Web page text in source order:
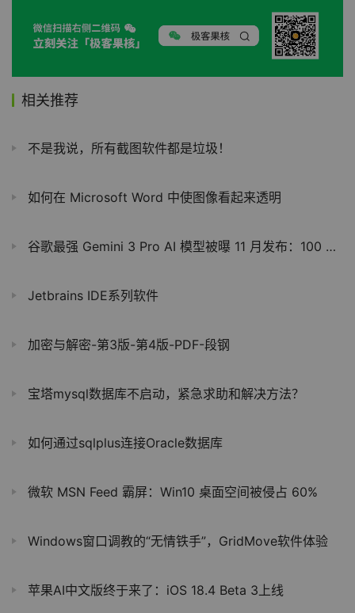
相关推荐
不是我说，所有截图软件都是垃圾！
如何在 Microsoft Word 中使图像看起来透明
谷歌最强 Gemini 3 Pro AI 模型被曝 11 月发布：100 万 tokens 上下文，相当于 75 万英文单词
Jetbrains IDE系列软件
加密与解密-第3版-第4版-PDF-段钢
宝塔mysql数据库不启动，紧急求助和解决方法？
如何通过sqlplus连接Oracle数据库
微软 MSN Feed 霸屏：Win10 桌面空间被侵占 60%
Windows窗口调教的“无情铁手”，GridMove软件体验
苹果AI中文版终于来了：iOS 18.4 Beta 3上线